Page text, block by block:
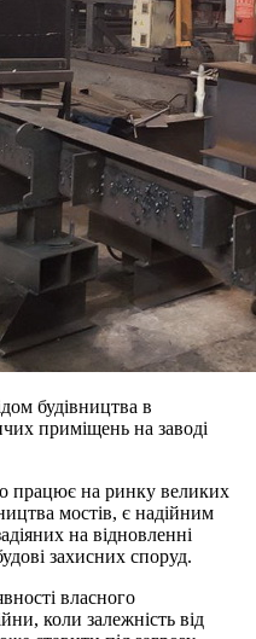
будівництва в
приміщень на заводі
працює на ринку великих
мостів, є надійним
на відновленні
захисних споруд.
власного
коли залежність від